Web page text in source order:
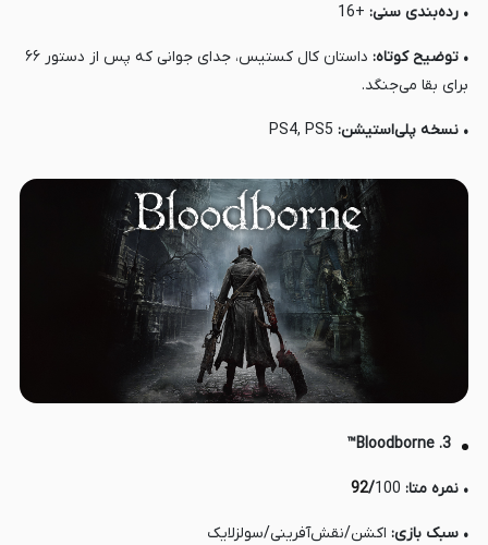
• رده‌بندی سنی: +16
• توضیح کوتاه:
داستان کال کستیس، جدای جوانی که پس از دستور ۶۶
برای بقا می‌جنگد.
• نسخه پلی‌استیشن: PS4, PS5
3. Bloodborne™
• نمره متا: 92/100
• سبک بازی:اکشن/نقش‌آفرینی/سولزلایک